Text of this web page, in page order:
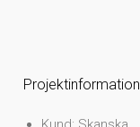
Projektinformation